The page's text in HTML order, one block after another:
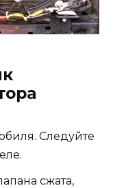
Следуйте
сжата,